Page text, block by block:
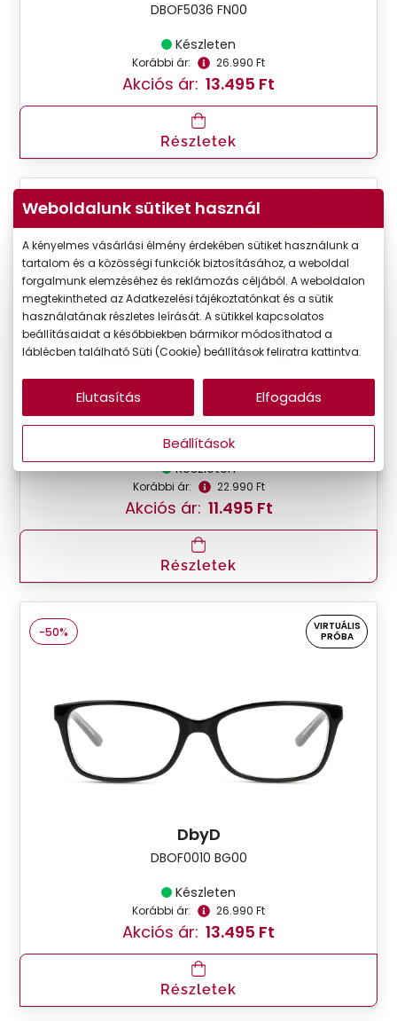
DBOF5036 FN00
Készleten
Korábbi ár: 26.990 Ft
Akciós ár: 13.495 Ft
Részletek
-50%
Seen
SNOU5006 VV00
Készleten
Korábbi ár: 22.990 Ft
Akciós ár: 11.495 Ft
Részletek
-50%
VIRTUÁLIS
PRÓBA
DbyD
DBOF0010 BG00
Készleten
Korábbi ár: 26.990 Ft
Akciós ár: 13.495 Ft
Részletek
Weboldalunk sütiket használ
A kényelmes vásárlási élmény érdekében sütiket használunk a
tartalom és a közösségi funkciók biztosításához, a weboldal
forgalmunk elemzéséhez és reklámozás céljából. A weboldalon
megtekintheted az Adatkezelési tájékoztatónkat és a sütik
használatának részletes leírását. A sütikkel kapcsolatos
beállításaidat a későbbiekben bármikor módosíthatod a
láblécben található Süti (Cookie) beállítások feliratra kattintva.
Beállítások
Elutasítás Elfogadás